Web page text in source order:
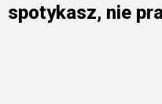
spotykasz, nie